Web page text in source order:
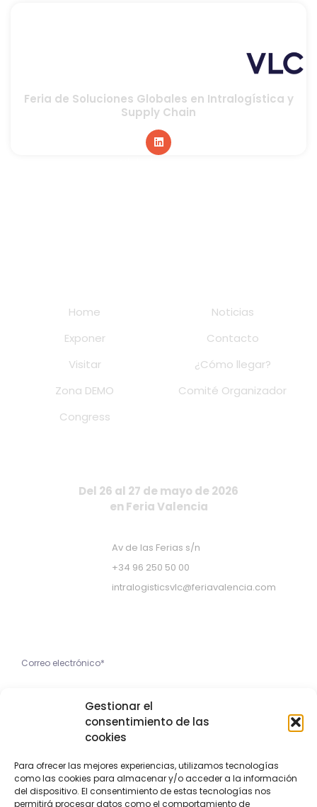
Gestionar el
consentimiento de las
cookies
Para ofrecer las mejores experiencias, utilizamos tecnologías
como las cookies para almacenar y/o acceder a la información
del dispositivo. El consentimiento de estas tecnologías nos
permitirá procesar datos como el comportamiento de
Feria de Soluciones Globales en Intralogística y
Supply Chain
Home
Exponer
Visitar
Zona DEMO
Congress
Noticias
Contacto
¿Cómo llegar?
Comité Organizador
Del 26 al 27 de mayo de 2026
en Feria Valencia
Av de las Ferias s/n
+34 96 250 50 00
intralogisticsvlc@feriavalencia.com
Política de Privacidad
Apúntame
Copyright © 2023 Feria Valencia